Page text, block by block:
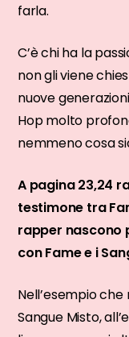
farla.
C’è chi ha la
non gli viene
nuove
Hop molto
nemmeno cosa
A pagina 23,24
testimone tra
rapper nascono
con Fame e i
Nell’esempio
Sangue Misto,